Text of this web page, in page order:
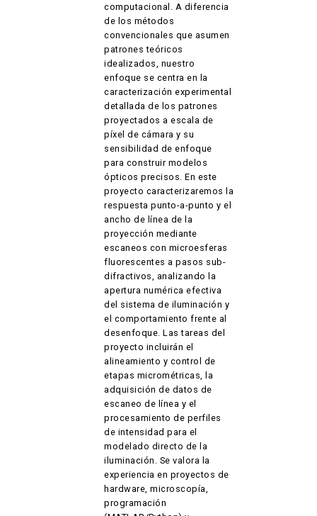
computacional. A diferencia
de los métodos
convencionales que asumen
patrones teóricos
idealizados, nuestro
enfoque se centra en la
caracterización experimental
detallada de los patrones
proyectados a escala de
píxel de cámara y su
sensibilidad de enfoque
para construir modelos
ópticos precisos. En este
proyecto caracterizaremos la
respuesta punto-a-punto y el
ancho de línea de la
proyección mediante
escaneos con microesferas
fluorescentes a pasos sub-
difractivos, analizando la
apertura numérica efectiva
del sistema de iluminación y
el comportamiento frente al
desenfoque. Las tareas del
proyecto incluirán el
alineamiento y control de
etapas micrométricas, la
adquisición de datos de
escaneo de línea y el
procesamiento de perfiles
de intensidad para el
modelado directo de la
iluminación. Se valora la
experiencia en proyectos de
hardware, microscopía,
programación